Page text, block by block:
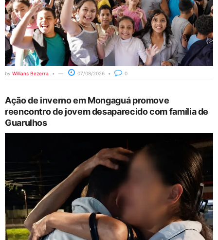
by Willians Bezerra 07/08/2026 0
Ação de inverno em Mongaguá promove
reencontro de jovem desaparecido com família de
Guarulhos